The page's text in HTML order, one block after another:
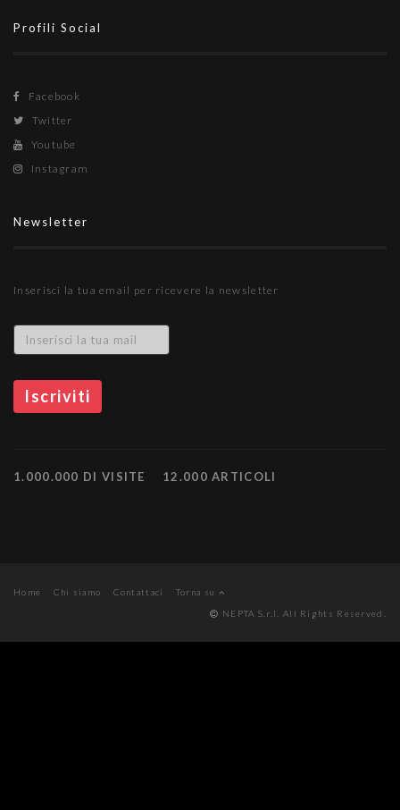
Profili Social
Facebook
Twitter
Youtube
Instagram
Newsletter
Inserisci la tua email per ricevere la newsletter
1.000.000 DI VISITE 12.000 ARTICOLI
Home Chi siamo Contattaci
Torna su
NEPTA S.r.l. All Rights Reserved.